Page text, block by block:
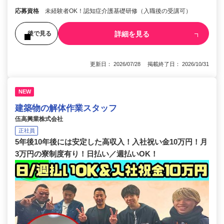
応募資格 未経験者OK！認知症介護基礎研修（入職後の受講可）
後で見る 詳細を見る
更新日： 2026/07/28 掲載終了日： 2026/10/31
NEW
建築物の解体作業スタッフ
伍高興業株式会社
正社員
5年後10年後には安定した高収入！入社祝い金10万円！月
3万円の寮制度有り！日払い／週払いOK！